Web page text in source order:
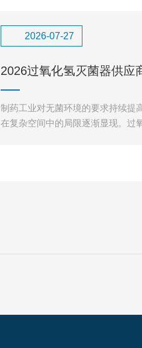
2026-07-27
2026过氧化氢灭菌器供应
过氧化氢灭菌器供应厂家
制药工业对无菌环境的要求持续提
在复杂空间中的局限逐渐显现。过